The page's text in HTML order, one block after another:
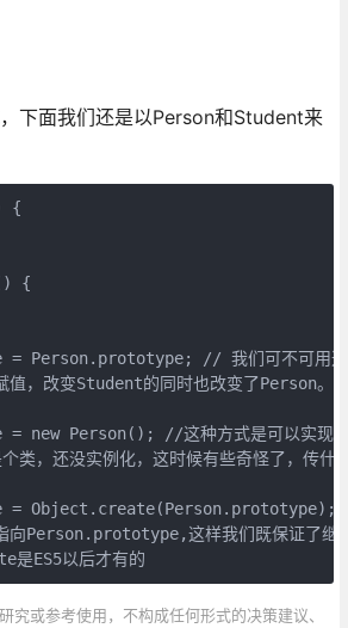
下面我们还是以Person和Student来
{
{
Person.prototype; // 我们可不可用这种
，改变Student的同时也改变了Person。
Person(); //这种方式是可以实现的，
，还没实例化，这时候有些奇怪了，传什
Object.create(Person.prototype); //相
向Person.prototype,这样我们既保证了
ES5以后才有的
究或参考使用，不构成任何形式的决策建议、